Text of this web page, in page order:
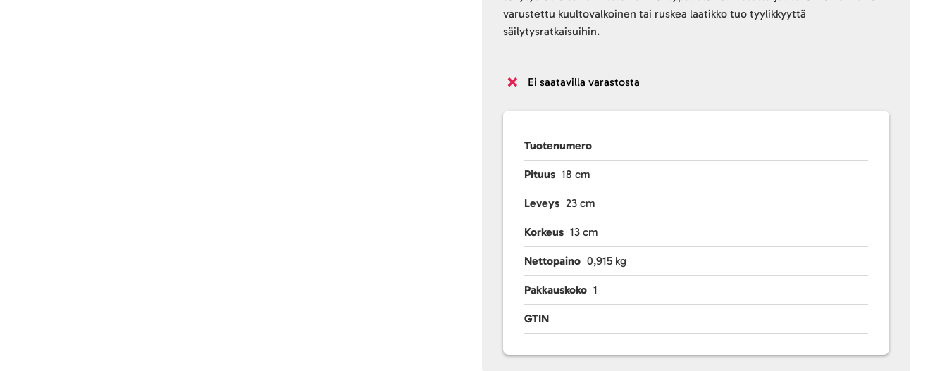
varustettu kuultovalkoinen tai ruskea laatikko tuo tyylikkyyttä
säilytysratkaisuihin.
Ei saatavilla varastosta
Tuotenumero
Pituus 18 cm
Leveys 23 cm
Korkeus 13 cm
Nettopaino 0,915 kg
Pakkauskoko 1
GTIN